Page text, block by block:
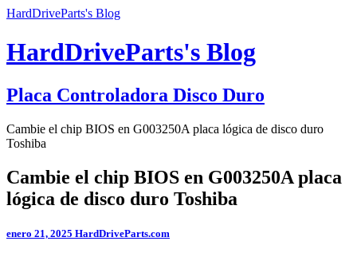
HardDriveParts's Blog
HardDriveParts's Blog
Placa Controladora Disco Duro
Cambie el chip BIOS en G003250A placa lógica de disco duro
Toshiba
Cambie el chip BIOS en G003250A placa
lógica de disco duro Toshiba
enero 21, 2025 HardDriveParts.com